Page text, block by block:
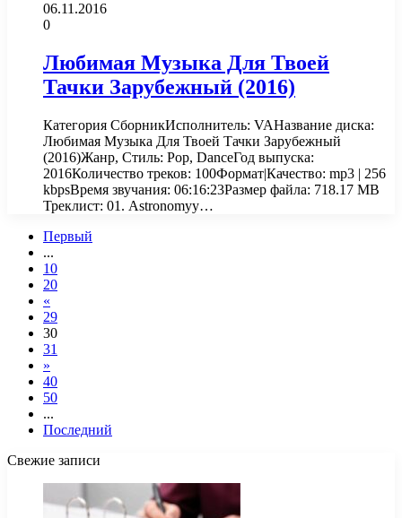
06.11.2016
0
Любимая Музыка Для Твоей
Тачки Зарубежный (2016)
Категория СборникИсполнитель: VAНазвание диска:
Любимая Музыка Для Твоей Тачки Зарубежный
(2016)Жанр, Стиль: Pop, DanceГод выпуска:
2016Количество треков: 100Формат|Качество: mp3 | 256
kbpsВремя звучания: 06:16:23Размер файла: 718.17 MB
Треклист: 01. Astronomyy…
Первый
...
10
20
«
29
30
31
»
40
50
...
Последний
Свежие записи